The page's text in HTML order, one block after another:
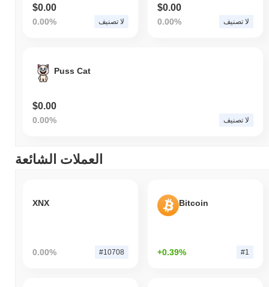
$0.00
0.00% لا تصنيف
$0.00
0.00% لا تصنيف
Puss Cat
$0.00
0.00% لا تصنيف
العملات الشائعة
XNX
0.00% #10708
Bitcoin
+0.39% #1